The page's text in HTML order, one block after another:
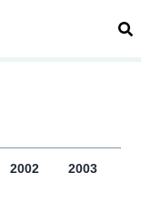
2002 2003